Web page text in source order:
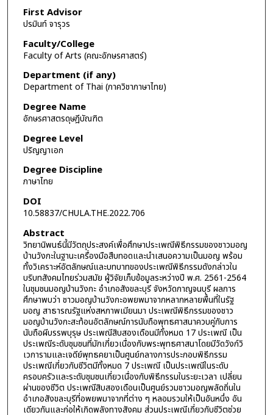
First Advisor
ปรมินท์ จารุวร
Faculty/College
Faculty of Arts (คณะอักษรศาสตร์)
Department (if any)
Department of Thai (ภาควิชาภาษาไทย)
Degree Name
อักษรศาสตรดุษฎีบัณฑิต
Degree Level
ปริญญาเอก
Degree Discipline
ภาษาไทย
DOI
10.58837/CHULA.THE.2022.706
Abstract
วิทยานิพนธ์นี้มีวัตถุประสงค์เพื่อศึกษาประเพณีพิธีกรรมของชาวมอญ
บ้านวังกะในฐานะเครื่องมือสืบทอดและนำเสนอความเป็นมอญ พร้อม
ทั้งวิเคราะห์อัตลักษณ์และบทบาทของประเพณีพิธีกรรมดังกล่าวใน
บริบทสังคมไทยร่วมสมัย ผู้วิจัยเก็บข้อมูลระหว่างปี พ.ศ. 2561-2564
ในชุมชนมอญบ้านวังกะ อำเภอสังขละบุรี จังหวัดกาญจนบุรี ผลการ
ศึกษาพบว่า ชาวมอญบ้านวังกะอพยพมาจากหลากหลายพื้นที่ในรัฐ
มอญ สาธารณรัฐแห่งสหภาพเมียนมา ประเพณีพิธีกรรมของชาว
มอญบ้านวังกะสะท้อนอัตลักษณ์การนับถือพุทธศาสนาควบคู่กับการ
นับถือผีบรรพบุรุษ ประเพณีสิบสองเดือนมีทั้งหมด 17 ประเพณี เป็น
ประเพณีระดับชุมชนที่มักเกี่ยวเนื่องกับพระพุทธศาสนาโดยมีวัดวังก์วิ
เวการามและเจดีย์พุทธคยาเป็นศูนย์กลางการประกอบพิธีกรรม
ประเพณีเกี่ยวกับชีวิตมีทั้งหมด 7 ประเพณี เป็นประเพณีในระดับ
ครอบครัวและระดับชุมชนเกี่ยวเนื่องกับพิธีกรรมในระยะเวลา เปลี่ยน
ผ่านของชีวิต ประเพณีสิบสองเดือนเป็นศูนย์รวมชาวมอญพลัดถิ่นใน
อำเภอสังขละบุรีที่อพยพมาจากที่ต่าง ๆ หลอมรวมให้เป็นอันหนึ่ง อัน
เดียวกันและก่อให้เกิดพลังทางสังคม ส่วนประเพณีเกี่ยวกับชีวิตช่วย